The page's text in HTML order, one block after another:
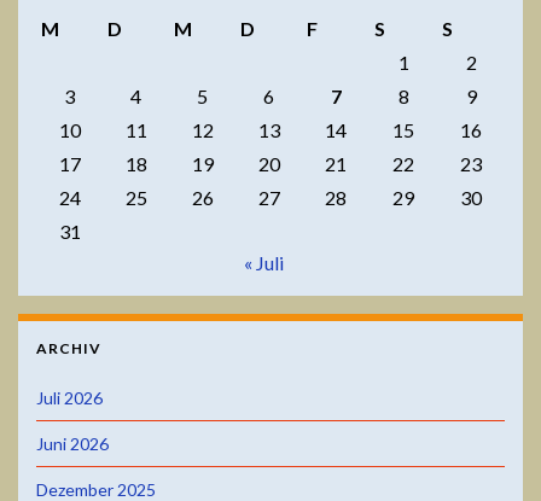
M
D M D F S
S
1
2
3
4 5 6 7 8
9
10
11 12 13 14 15
16
17
18 19 20 21 22
23
24
25 26 27 28 29
30
31
« Juli
ARCHIV
Juli 2026
Juni 2026
Dezember 2025